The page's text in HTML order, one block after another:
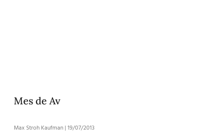
Mes de Av
Max Stroh Kaufman 19/07/2013